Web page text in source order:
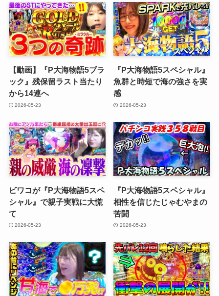
【動画】『P大海物語5ブラ
ック』残保留ラスト当たり
から14連へ
2026-05-23
『P大海物語5スペシャル』
魚群と時短で海の強さを実
感
2026-05-23
ビワコが『P大海物語5スペ
シャル』で親子実戦に大慌
て
2026-05-23
『P大海物語5スペシャル』
相性を信じたじゃむやまの
苦闘
2026-05-23